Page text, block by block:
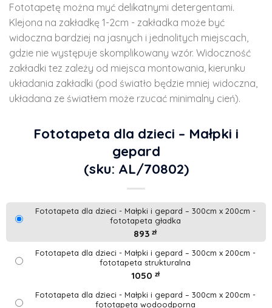
Fototapetę można myć delikatnymi detergentami.
Klejona na zakładkę 1-2cm - zakładka może być
widoczna bardziej na jasnych i jednolitych miejscach,
gdzie nie występuje skomplikowany wzór. Widoczność
zakładki tez zależy od miejsca montowania, kierunku
układania zakładki (pod światło będzie mniej widoczna,
układana ze światłem może rzucać minimalny cień).
Fototapeta dla dzieci – Małpki i
gepard
(sku: AL/70802)
Fototapeta dla dzieci - Małpki i gepard – 300cm x 200cm -
fototapeta gładka
893 zł
Fototapeta dla dzieci - Małpki i gepard – 300cm x 200cm -
fototapeta strukturalna
1050 zł
Fototapeta dla dzieci - Małpki i gepard – 300cm x 200cm -
fototapeta wodoodporna